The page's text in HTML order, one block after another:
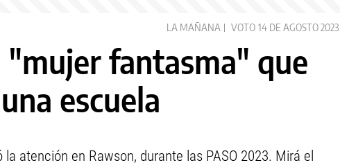
LA MAÑANA VOTO 14 DE AGOSTO
"mujer fantasma" que
escuela
atención en Rawson, durante las PASO 2023. Mirá el